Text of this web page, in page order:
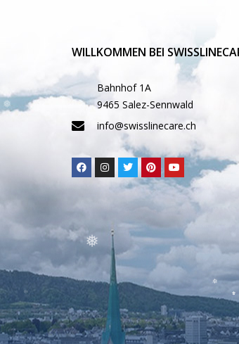
WILLKOMMEN BEI
Bahnhof 1A
9465 Salez-Sennwald
info@swisslinecare.ch
❅
❅